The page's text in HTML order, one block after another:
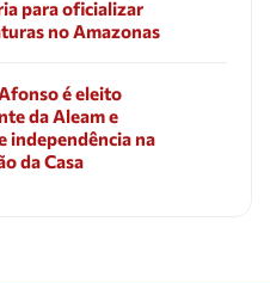
para oficializar
no Amazonas
é eleito
da Aleam e
independência na
da Casa